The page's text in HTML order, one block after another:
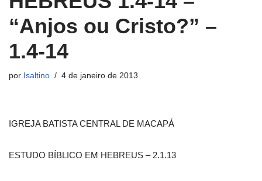
“Anjos ou Cristo?” –
1.4-14
por Isaltino 4 de janeiro de 2013
IGREJA BATISTA CENTRAL DE MACAPÁ
ESTUDO BÍBLICO EM HEBREUS – 2.1.13